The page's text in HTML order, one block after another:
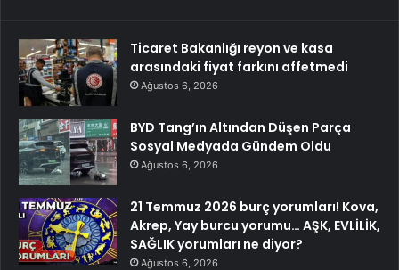
Ticaret Bakanlığı reyon ve kasa
arasındaki fiyat farkını affetmedi
Ağustos 6, 2026
BYD Tang’ın Altından Düşen Parça
Sosyal Medyada Gündem Oldu
Ağustos 6, 2026
21 Temmuz 2026 burç yorumları! Kova,
Akrep, Yay burcu yorumu… AŞK, EVLİLİK,
SAĞLIK yorumları ne diyor?
Ağustos 6, 2026